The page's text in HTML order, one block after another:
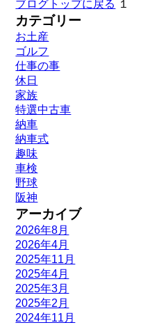
ブログトップに戻る １
カテゴリー
お土産
ゴルフ
仕事の事
休日
家族
特選中古車
納車
納車式
趣味
車検
野球
阪神
アーカイブ
2026年8月
2026年4月
2025年11月
2025年4月
2025年3月
2025年2月
2024年11月